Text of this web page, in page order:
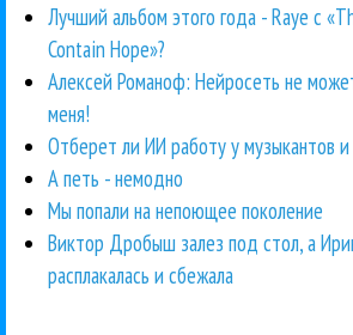
Лучший альбом этого года - Raye с
Contain Hope»?
Алексей Романоф: Нейросеть не
меня!
Отберет ли ИИ работу у музыкантов
А петь - немодно
Мы попали на непоющее поколение
Виктор Дробыш залез под стол, а
расплакалась и сбежала